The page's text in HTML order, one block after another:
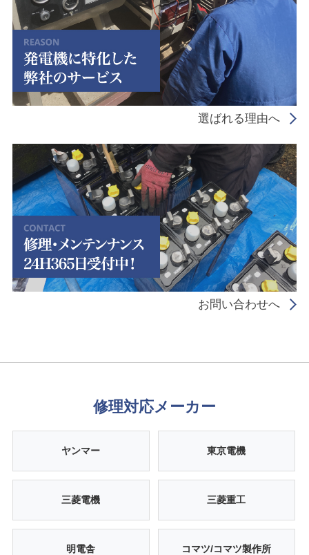
選ばれる理由へ
お問い合わせへ
修理対応メーカー
ヤンマー 東京電機
三菱電機 三菱重工
明電舎 コマツ/コマツ製作所